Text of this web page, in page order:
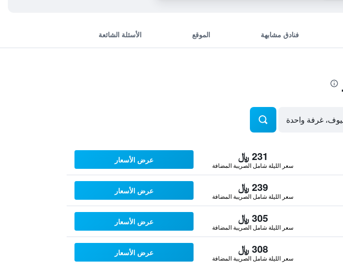
فنادق مشابهة الموقع الأسئلة الشائعة
231 ﷼
سعر الليلة شامل الصريبة المضافة
عرض الأسعار
239 ﷼
سعر الليلة شامل الصريبة المضافة
عرض الأسعار
305 ﷼
سعر الليلة شامل الصريبة المضافة
عرض الأسعار
308 ﷼
سعر الليلة شامل الصريبة المضافة
عرض الأسعار